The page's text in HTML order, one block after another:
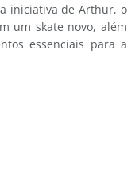
iniciativa de Arthur, o
um skate novo, além
essenciais para a